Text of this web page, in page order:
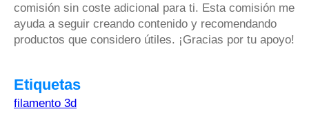
comisión sin coste adicional para ti. Esta comisión me
ayuda a seguir creando contenido y recomendando
productos que considero útiles. ¡Gracias por tu apoyo!
Etiquetas
filamento 3d